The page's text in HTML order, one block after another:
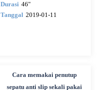
Durasi 46"
Tanggal 2019-01-11
Cara memakai penutup
sepatu anti slip sekali pakai